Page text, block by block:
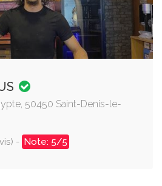
50450 Saint-Denis-le-
- Note: 5/5